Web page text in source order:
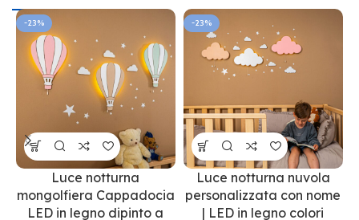
-23%
Luce notturna
mongolfiera Cappadocia
LED in legno dipinto a
-23%
Luce notturna nuvola
personalizzata con nome
| LED in legno colori